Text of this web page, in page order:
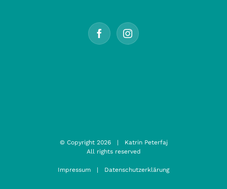
© Copyright 2026 | Katrin Peterfaj
All rights reserved
Impressum | Datenschutzerklärung